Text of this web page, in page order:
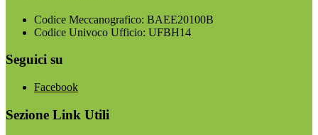
Codice Meccanografico: BAEE20100B
Codice Univoco Ufficio: UFBH14
Seguici su
Facebook
Sezione Link Utili